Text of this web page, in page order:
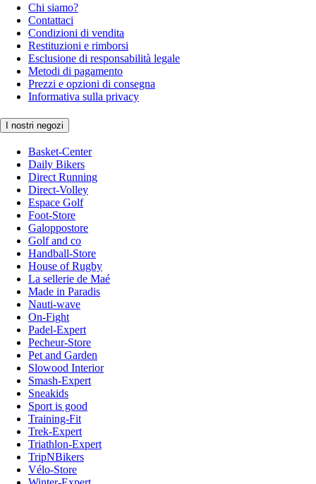
Chi siamo?
Contattaci
Condizioni di vendita
Restituzioni e rimborsi
Esclusione di responsabilità legale
Metodi di pagamento
Prezzi e opzioni di consegna
Informativa sulla privacy
I nostri negozi
Basket-Center
Daily Bikers
Direct Running
Direct-Volley
Espace Golf
Foot-Store
Galoppostore
Golf and co
Handball-Store
House of Rugby
La sellerie de Maé
Made in Paradis
Nauti-wave
On-Fight
Padel-Expert
Pecheur-Store
Pet and Garden
Slowood Interior
Smash-Expert
Sneakids
Sport is good
Training-Fit
Trek-Expert
Triathlon-Expert
TripNBikers
Vélo-Store